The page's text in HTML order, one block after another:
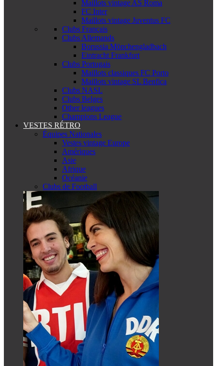
Maillots vintage AS Roma
FC Inter
Maillots vintage Juventus FC
Clubs Français
Clubs Allemands
Borussia Mönchengladbach
Eintracht Frankfurt
Clubs Portugais
Maillots classiques FC Porto
Maillots vintage SL Benfica
Clubs NASL
Clubs Belges
Other leagues
Champions League
VESTES RÉTRO
Équipes Nationales
Vestes vintage Europe
Amériques
Asie
Afrique
Océanie
Clubs de Football